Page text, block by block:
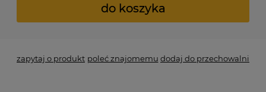
do koszyka
zapytaj o produkt poleć znajomemu dodaj do przechowalni